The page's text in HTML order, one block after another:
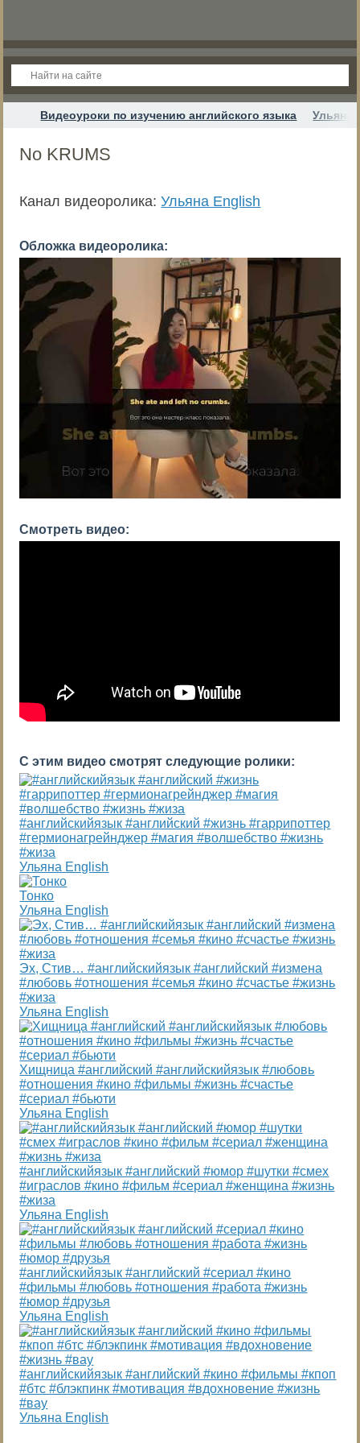
Видеоуроки по изучению английского языка Ульяна
No KRUMS
Канал видеоролика:Ульяна English
Обложка видеоролика:
Смотреть видео:
С этим видео смотрят следующие ролики:
#английскийязык #английский #жизнь #гаррипоттер
#гермионагрейнджер #магия #волшебство #жизнь
#жиза
Ульяна English
Тонко
Ульяна English
Эх, Стив… #английскийязык #английский #измена
#любовь #отношения #семья #кино #счастье #жизнь
#жиза
Ульяна English
Хищница #английский #английскийязык #любовь
#отношения #кино #фильмы #жизнь #счастье
#сериал #бьюти
Ульяна English
#английскийязык #английский #юмор #шутки #смех
#играслов #кино #фильм #сериал #женщина #жизнь
#жиза
Ульяна English
#английскийязык #английский #сериал #кино
#фильмы #любовь #отношения #работа #жизнь
#юмор #друзья
Ульяна English
#английскийязык #английский #кино #фильмы #кпоп
#бтс #блэкпинк #мотивация #вдохновение #жизнь
#вау
Ульяна English